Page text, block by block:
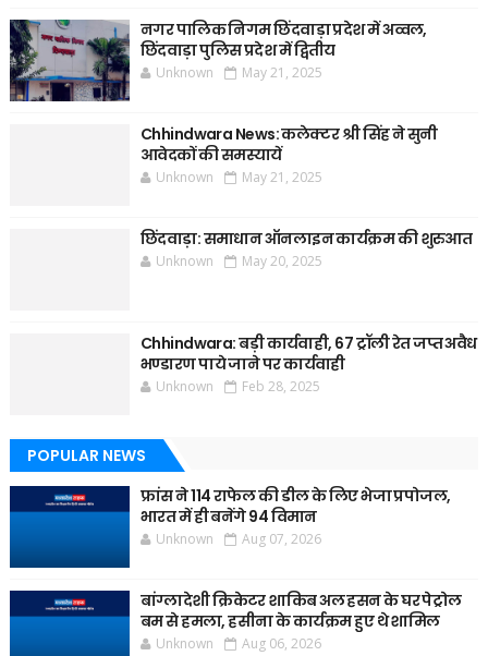
नगर पालिक निगम छिंदवाड़ा प्रदेश में अव्वल,
छिंदवाड़ा पुलिस प्रदेश में द्वितीय
Unknown May 21, 2025
Chhindwara News: कलेक्टर श्री सिंह ने सुनी
आवेदकों की समस्यायें
Unknown May 21, 2025
छिंदवाड़ा: समाधान ऑनलाइन कार्यक्रम की शुरुआत
Unknown May 20, 2025
Chhindwara: बड़ी कार्यवाही, 67 ट्रॉली रेत जप्त अवैध
भण्डारण पाये जाने पर कार्यवाही
Unknown Feb 28, 2025
POPULAR NEWS
फ्रांस ने 114 राफेल की डील के लिए भेजा प्रपोजल,
भारत में ही बनेंगे 94 विमान
Unknown Aug 07, 2026
बांग्लादेशी क्रिकेटर शाकिब अल हसन के घर पेट्रोल
बम से हमला, हसीना के कार्यक्रम हुए थे शामिल
Unknown Aug 06, 2026